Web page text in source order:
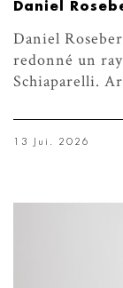
Daniel
Daniel
redonné un
Schiaparelli.
13 Jui. 2026